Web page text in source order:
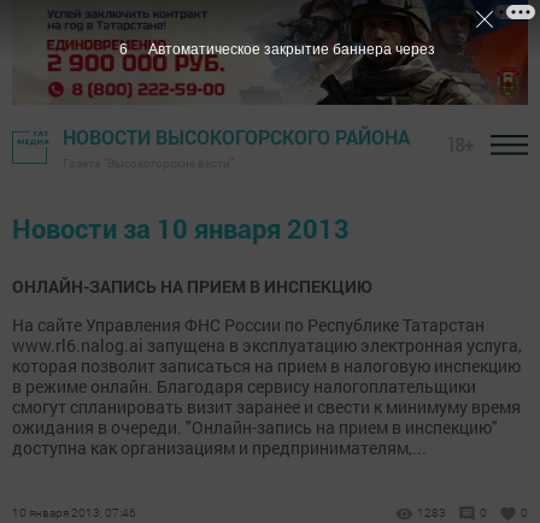
НОВОСТИ ВЫСОКОГОРСКОГО РАЙОНА
Новости за 10 января 2013
ОНЛАЙН-ЗАПИСЬ НА ПРИЕМ В ИНСПЕКЦИЮ
На сайте Управления ФНС России по Республике Татарстан
www.rl6.nalog.ai запущена в эксплуатацию электронная услуга,
которая позволит записаться на прием в налоговую инспекцию
в режиме онлайн. Благодаря сервису налогоплательщики
смогут спланировать визит заранее и свести к минимуму время
ожидания в очереди. "Онлайн-запись на прием в инспекцию"
доступна как организациям и предпринимателям,...
10 января 2013, 07:46 1283 0 0
5 Автоматическое закрытие баннера через